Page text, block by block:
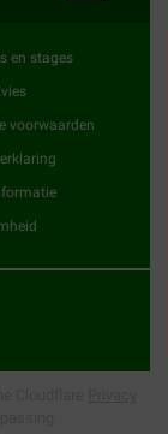
en stages
voorwaarden